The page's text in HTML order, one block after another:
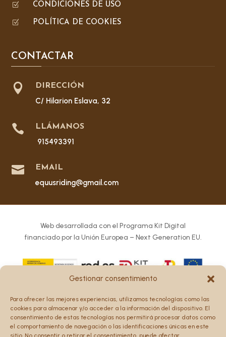
Gestionar consentimiento
Para ofrecer las mejores experiencias, utilizamos tecnologías como las
cookies para almacenar y/o acceder a la información del dispositivo. El
consentimiento de estas tecnologías nos permitirá procesar datos como
el comportamiento de navegación o las identificaciones únicas en este
sitio. No consentir o retirar el consentimiento, puede afectar
Z CONDICIONES DE USO
Z POLÍTICA DE COOKIES
CONTACTAR
 DIRECCIÓN
C/ Hilarion Eslava, 32
 LLÁMANOS
915493391
 EMAIL
equusriding@gmail.com
Web desarrollada con el Programa Kit Digital
financiado por la Unión Europea – Next Generation EU.
son únicamente los del autor o autores y no reflejan
necesariamente los de la Unión Europea o la Comisión
Europea.